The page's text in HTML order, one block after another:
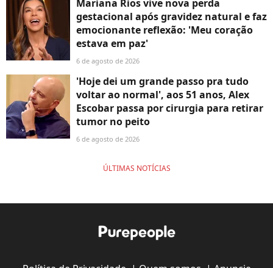
Mariana Rios vive nova perda
gestacional após gravidez natural e faz
emocionante reflexão: 'Meu coração
estava em paz'
6 de agosto de 2026
'Hoje dei um grande passo pra tudo
voltar ao normal', aos 51 anos, Alex
Escobar passa por cirurgia para retirar
tumor no peito
6 de agosto de 2026
ÚLTIMAS NOTÍCIAS